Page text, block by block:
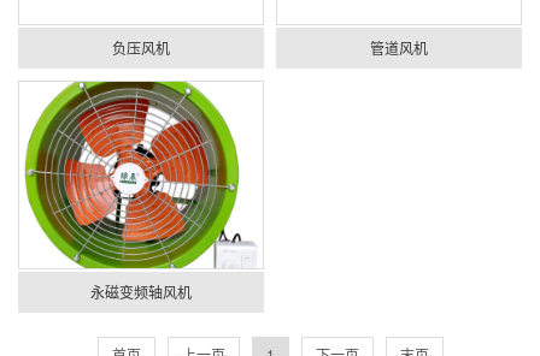
负压风机 管道风机
永磁变频轴风机